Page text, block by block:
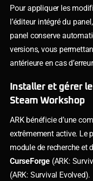
Pour appliquer les
l’éditeur intégré du
panel conserve
versions, vous
antérieure en cas
Installer et gérer
Steam Workshop
ARK bénéficie d’une
extrêmement active. Le
module de recherche et
CurseForge (ARK:
(ARK: Survival Evolved).